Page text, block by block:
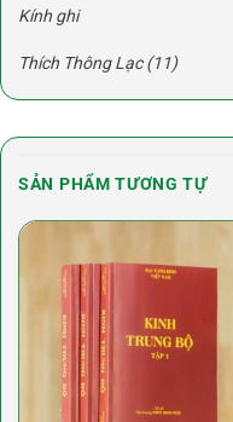
Kính ghi
Thích Thông Lạc(11)
SẢN PHẨM TƯƠNG TỰ